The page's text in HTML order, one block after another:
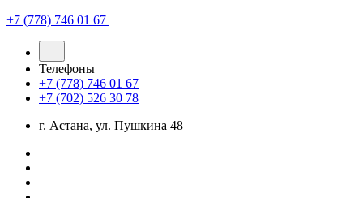
+7 (778) 746 01 67
Телефоны
+7 (778) 746 01 67
+7 (702) 526 30 78
г. Астана, ул. Пушкина 48